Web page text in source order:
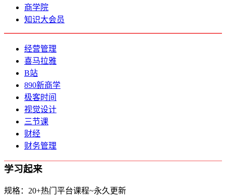
商学院
知识大会员
经营管理
喜马拉雅
B站
890新商学
极客时间
视觉设计
三节课
财经
财务管理
学习起来
规格：20+热门平台课程~永久更新